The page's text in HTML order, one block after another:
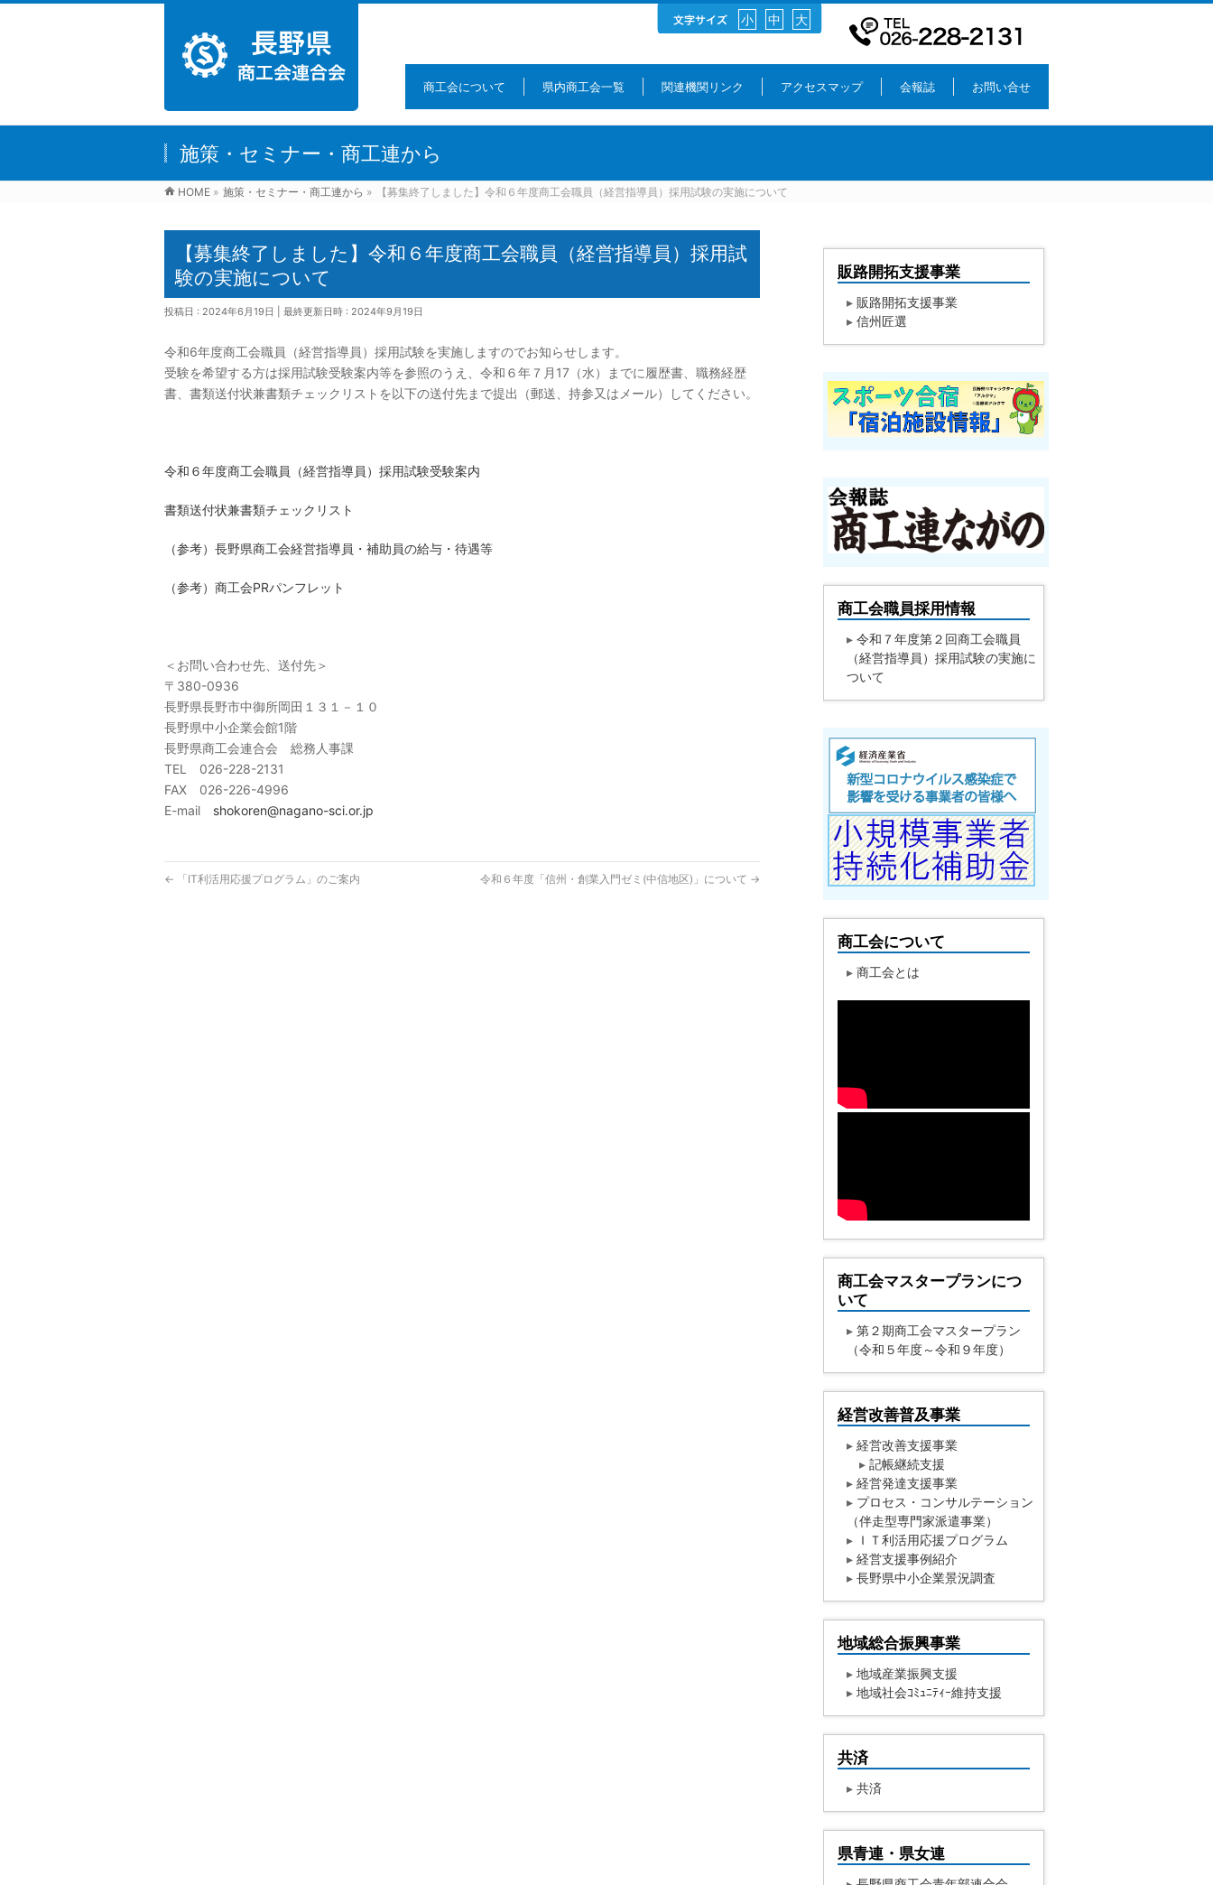
小 中 大
商工会について 県内商工会一覧 関連機関リンク アクセスマップ 会報誌 お問い合せ
施策・セミナー・商工連から
HOME » 施策・セミナー・商工連から » 【募集終了しました】令和６年度商工会職員（経営指導員）採用試験の実施について
【募集終了しました】令和６年度商工会職員（経営指導員）採用試
験の実施について
投稿日 : 2024年6月19日 最終更新日時 : 2024年9月19日
令和6年度商工会職員（経営指導員）採用試験を実施しますのでお知らせします。
受験を希望する方は採用試験受験案内等を参照のうえ、令和６年７月17（水）までに履歴書、職務経歴
書、書類送付状兼書類チェックリストを以下の送付先まで提出（郵送、持参又はメール）してください。
令和６年度商工会職員（経営指導員）採用試験受験案内
書類送付状兼書類チェックリスト
（参考）長野県商工会経営指導員・補助員の給与・待遇等
（参考）商工会PRパンフレット
＜お問い合わせ先、送付先＞
〒380-0936
長野県長野市中御所岡田１３１－１０
長野県中小企業会館1階
長野県商工会連合会 総務人事課
TEL 026-228-2131
FAX 026-226-4996
E-mail shokoren@nagano-sci.or.jp
← 「IT利活用応援プログラム」のご案内 令和６年度「信州・創業入門ゼミ(中信地区)」について →
販路開拓支援事業
▸ 販路開拓支援事業
▸ 信州匠選
商工会職員採用情報
▸ 令和７年度第２回商工会職員
（経営指導員）採用試験の実施に
ついて
商工会について
▸ 商工会とは
商工会マスタープランにつ
いて
▸ 第２期商工会マスタープラン
（令和５年度～令和９年度）
経営改善普及事業
▸ 経営改善支援事業
▸ 記帳継続支援
▸ 経営発達支援事業
▸ プロセス・コンサルテーション
（伴走型専門家派遣事業）
▸ ＩＴ利活用応援プログラム
▸ 経営支援事例紹介
▸ 長野県中小企業景況調査
地域総合振興事業
▸ 地域産業振興支援
▸ 地域社会ｺﾐｭﾆﾃｨｰ維持支援
共済
▸ 共済
県青連・県女連